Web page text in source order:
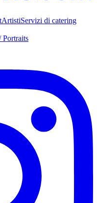
ArtistiServizi di catering
Portraits